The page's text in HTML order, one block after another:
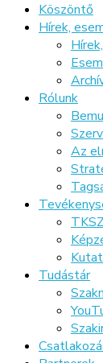
Köszöntő
Hírek,
Rólunk
Az
Tudástár